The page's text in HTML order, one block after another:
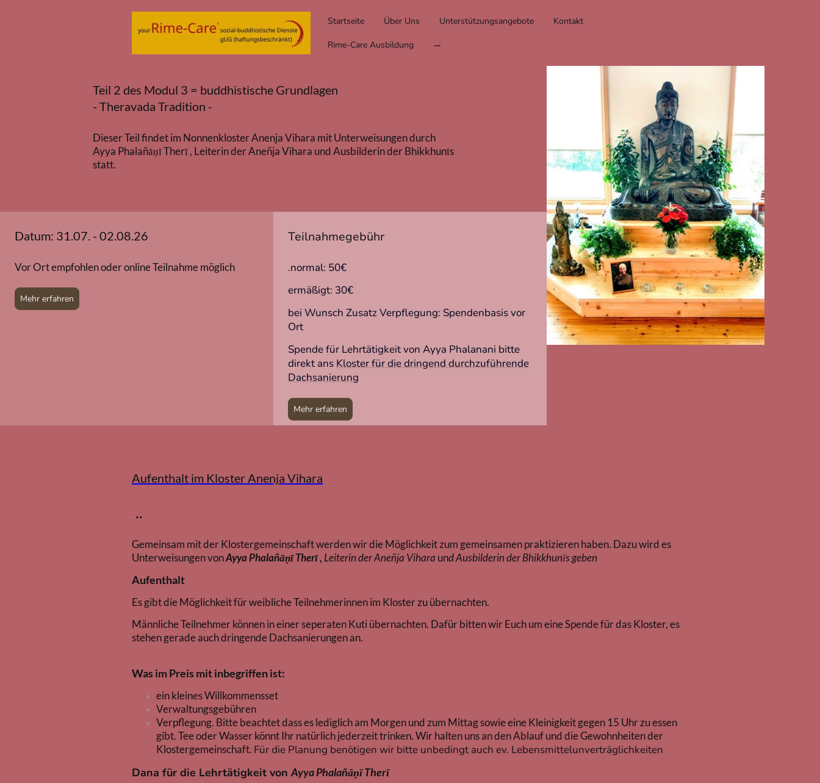
Startseite Über Uns Unterstützungsangebote Kontakt
Rime-Care Ausbildung
Teil 2 des Modul 3 = buddhistische Grundlagen
- Theravada Tradition -
Dieser Teil findet im Nonnenkloster Anenja Vihara mit Unterweisungen durch
Ayya Phalañāṇī Therī , Leiterin der Aneñja Vihara und Ausbilderin der Bhikkhunīs
statt.
Datum: 31.07. - 02.08.26
Vor Ort empfohlen oder online Teilnahme möglich
Mehr erfahren
Teilnahmegebühr
.normal: 50€
ermäßigt: 30€
bei Wunsch Zusatz Verpflegung: Spendenbasis vor
Ort
Spende für Lehrtätigkeit von Ayya Phalanani bitte
direkt ans Kloster für die dringend durchzuführende
Dachsanierung
Mehr erfahren
Aufenthalt im Kloster Anenja Vihara
...
Gemeinsam mit der Klostergemeinschaft werden wir die Möglichkeit zum gemeinsamen praktizieren haben. Dazu wird es
Unterweisungen vonAyya Phalañāṇī Therī , Leiterin der Aneñja Vihara und Ausbilderin der Bhikkhunīs geben
Aufenthalt
Es gibt die Möglichkeit für weibliche Teilnehmerinnen im Kloster zu übernachten.
Männliche Teilnehmer können in einer seperaten Kuti übernachten. Dafür bitten wir Euch um eine Spende für das Kloster, es
stehen gerade auch dringende Dachsanierungen an.
Was im Preis mit inbegriffen ist:
ein kleines Willkommensset
Verwaltungsgebühren
Verpflegung. Bitte beachtet dass es lediglich am Morgen und zum Mittag sowie eine Kleinigkeit gegen 15 Uhr zu essen
gibt. Tee oder Wasser könnt Ihr natürlich jederzeit trinken. Wir halten uns an den Ablauf und die Gewohnheiten der
Klostergemeinschaft. Für die Planung benötigen wir bitte unbedingt auch ev. Lebensmittelunverträglichkeiten
Dana für die Lehrtätigkeit vonAyya Phalañāṇī Therī